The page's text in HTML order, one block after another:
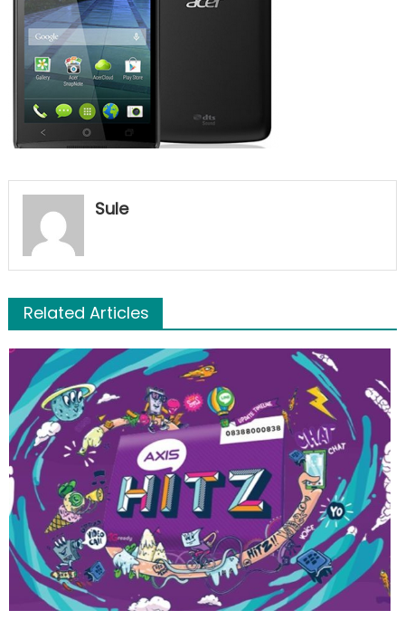
Sule
Related Articles